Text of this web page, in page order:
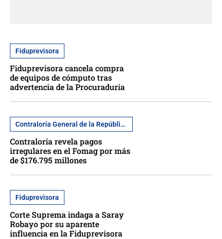
Fiduprevisora
Fiduprevisora cancela compra
de equipos de cómputo tras
advertencia de la Procuraduría
Contraloría General de la República
Contraloría revela pagos
irregulares en el Fomag por más
de $176.795 millones
Fiduprevisora
Corte Suprema indaga a Saray
Robayo por su aparente
influencia en la Fiduprevisora